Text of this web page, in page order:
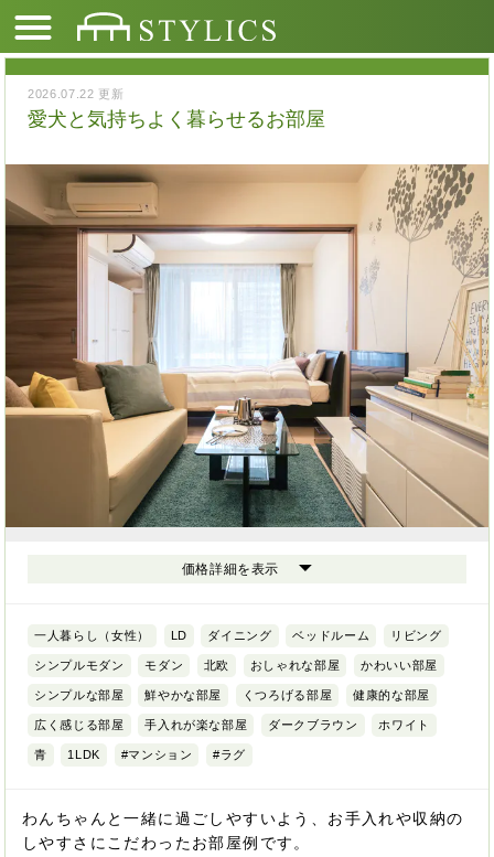
2026.07.22 更新
愛犬と気持ちよく暮らせるお部屋
価格詳細を表示
一人暮らし（女性） LD ダイニング ベッドルーム リビング
シンプルモダン モダン 北欧 おしゃれな部屋 かわいい部屋
シンプルな部屋 鮮やかな部屋 くつろげる部屋 健康的な部屋
広く感じる部屋 手入れが楽な部屋 ダークブラウン ホワイト
青 1LDK #マンション #ラグ
わんちゃんと一緒に過ごしやすいよう、お手入れや収納の
しやすさにこだわったお部屋例です。